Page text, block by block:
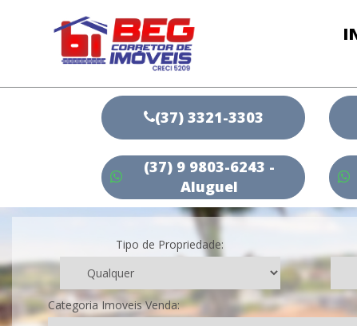
(37) 3321-3303
(37) 9 9803-6243 -
Aluguel
Tipo de Propriedade:
Categoria Imoveis Venda: